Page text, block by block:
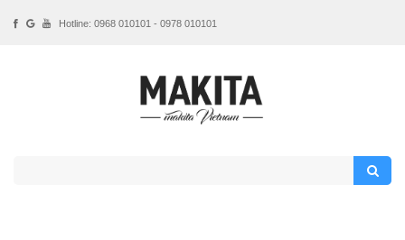
Hotline: 0968 010101 - 0978 010101